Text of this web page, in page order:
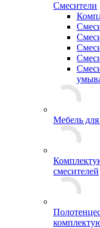
Смесители
Мебель
смесителей